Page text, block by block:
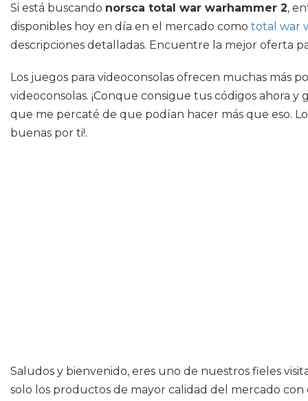
Si está buscando norsca total war warhammer 2,
disponibles hoy en día en el mercado como total war
descripciones detalladas. Encuentre la mejor oferta
Los juegos para videoconsolas ofrecen muchas más
videoconsolas. ¡Conque consigue tus códigos ahora
que me percaté de que podían hacer más que eso.
buenas por ti!.
Saludos y bienvenido, eres uno de nuestros fieles
solo los productos de mayor calidad del mercado